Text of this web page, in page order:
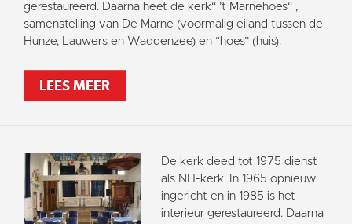
Activiteiten
Steun ons
Contact
Vaktaal
gerestaureerd. Daarna heet de kerk“ ’t Marnehoes“ ,
samenstelling van De Marne (voormalig eiland tussen de
Hunze, Lauwers en Waddenzee) en “hoes” (huis).
LEES MEER
De kerk deed tot 1975 dienst
als NH-kerk. In 1965 opnieuw
ingericht en in 1985 is het
interieur gerestaureerd. Daarna